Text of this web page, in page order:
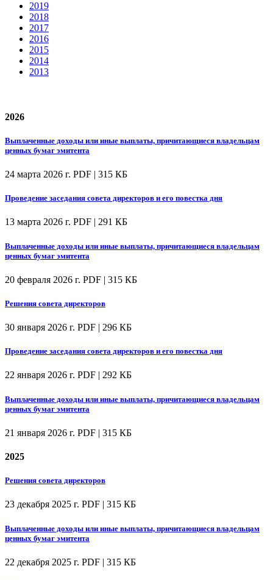
2019
2018
2017
2016
2015
2014
2013
2026
Выплаченные доходы или иные выплаты, причитающиеся владельцам
ценных бумаг эмитента
24 марта 2026 г. PDF | 315 КБ
Проведение заседания совета директоров и его повестка дня
13 марта 2026 г. PDF | 291 КБ
Выплаченные доходы или иные выплаты, причитающиеся владельцам
ценных бумаг эмитента
20 февраля 2026 г. PDF | 315 КБ
Решения совета директоров
30 января 2026 г. PDF | 296 КБ
Проведение заседания совета директоров и его повестка дня
22 января 2026 г. PDF | 292 КБ
Выплаченные доходы или иные выплаты, причитающиеся владельцам
ценных бумаг эмитента
21 января 2026 г. PDF | 315 КБ
2025
Решения совета директоров
23 декабря 2025 г. PDF | 315 КБ
Выплаченные доходы или иные выплаты, причитающиеся владельцам
ценных бумаг эмитента
22 декабря 2025 г. PDF | 315 КБ